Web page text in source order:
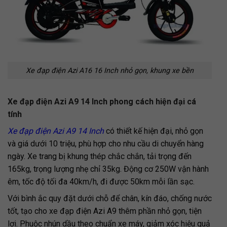
Xe đạp điện Azi A16 16 Inch nhỏ gọn, khung xe bền
Xe đạp điện Azi A9 14 Inch phong cách hiện đại cá
tính
Xe đạp điện Azi A9 14 Inchcó thiết kế hiện đại, nhỏ gọn
và giá dưới 10 triệu, phù hợp cho nhu cầu di chuyển hàng
ngày. Xe trang bị khung thép chắc chắn, tải trọng đến
165kg, trọng lượng nhẹ chỉ 35kg. Động cơ 250W vận hành
êm, tốc độ tối đa 40km/h, đi được 50km mỗi lần sạc.
Với bình ắc quy đặt dưới chỗ để chân, kín đáo, chống nước
tốt, tạo cho xe đạp điện Azi A9 thêm phần nhỏ gọn, tiện
lợi. Phuộc nhún dầu theo chuẩn xe máy, giảm xóc hiệu quả